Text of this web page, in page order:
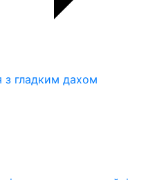
з гладким дахом